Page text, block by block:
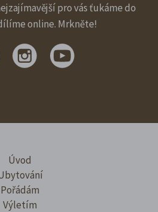
pro vás ťukáme do
online. Mrkněte!
Úvod
Pořádám
Výletím